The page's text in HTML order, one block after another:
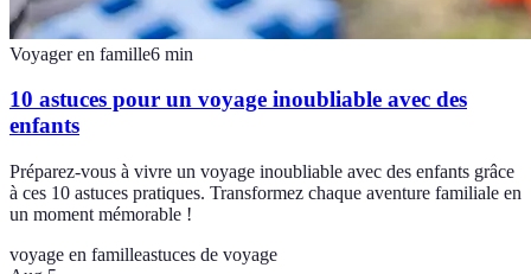
Voyager en famille6 min
10 astuces pour un voyage inoubliable avec des
enfants
Préparez-vous à vivre un voyage inoubliable avec des enfants grâce
à ces 10 astuces pratiques. Transformez chaque aventure familiale en
un moment mémorable !
voyage en familleastuces de voyage